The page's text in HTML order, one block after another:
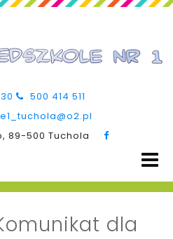
500 414 511
89-500 Tuchola
dla